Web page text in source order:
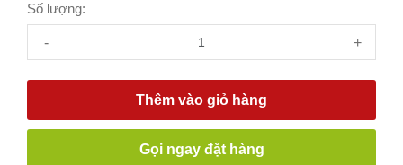
Số lượng:
- +
Thêm vào giỏ hàng
Gọi ngay đặt hàng